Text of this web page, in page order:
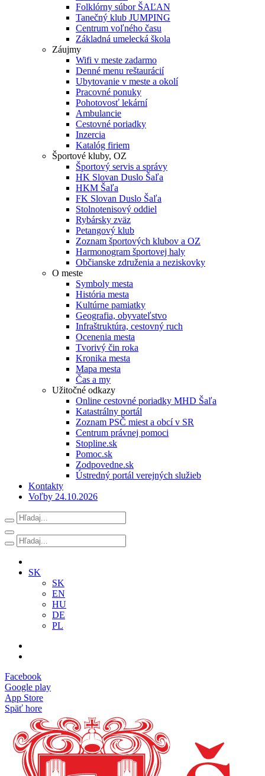
Folklórny súbor ŠAĽAN
Tanečný klub JUMPING
Centrum voľného času
Základná umelecká škola
Záujmy
Wifi v meste zadarmo
Denné menu reštaurácií
Ubytovanie v meste a okolí
Pracovné ponuky
Pohotovosť lekární
Ambulancie
Cestovné poriadky
Inzercia
Katalóg firiem
Športové kluby, OZ
Športový servis a správy
HK Slovan Duslo Šaľa
HKM Šaľa
FK Slovan Duslo Šaľa
Stolnotenisový oddiel
Rybársky zväz
Petangový klub
Zoznam športových klubov a OZ
Harmonogram športovej haly
Občianske združenia a neziskovky
O meste
Symboly mesta
História mesta
Kultúrne pamiatky
Geografia, obyvateľstvo
Infraštruktúra, cestovný ruch
Ocenenia mesta
Tvorivý čin roka
Kronika mesta
Mapa mesta
Čas a my
Užitočné odkazy
Online cestovné poriadky MHD Šaľa
Katastrálny portál
Zoznam PSČ miest a obcí v SR
Centrum právnej pomoci
Stopline.sk
Pomoc.sk
Zodpovedne.sk
Ústredný portál verejných služieb
Kontakty
Voľby 24.10.2026
SK
SK
EN
HU
DE
PL
Facebook
Google play
App Store
Späť hore